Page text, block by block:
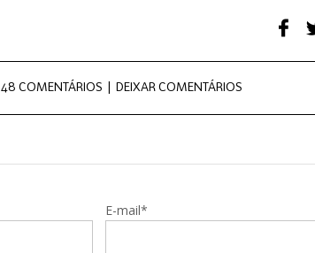
48 COMENTÁRIOS | DEIXAR COMENTÁRIOS
E-mail*